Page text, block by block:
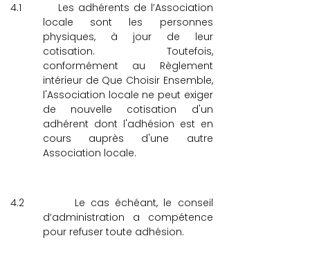
4.1
Les adhérents de l’Association
locale sont les personnes
physiques, à jour de leur
cotisation. Toutefois,
conformément au Règlement
intérieur de Que Choisir Ensemble,
l'Association locale ne peut exiger
de nouvelle cotisation d'un
adhérent dont l'adhésion est en
cours auprès d'une autre
Association locale.
4.2
Le cas échéant, le conseil
d’administration a compétence
pour refuser toute adhésion.